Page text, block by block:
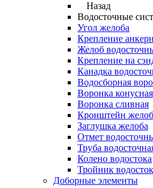
Назад
Водосточные
Угол желоба
Крепление
Желоб
Крепление на
Канадка
Водосборная
Воронка конусная
Воронка сливная
Кронштейн
Заглушка желоба
Отмет
Труба
Колено водостока
Тройник
Доборные элементы